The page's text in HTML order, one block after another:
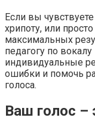
Если вы
хрипоту, или
максимальных
педагогу по
индивидуальные
ошибки и помочь
голоса.
Ваш голос –